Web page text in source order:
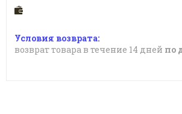
возврат товара в течение 14 дней по